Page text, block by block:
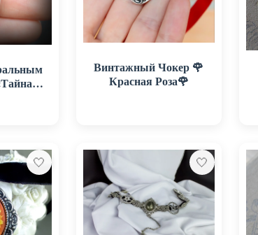
Винтажный Чокер 🌹
Красная Роза🌹
🤍 🤍